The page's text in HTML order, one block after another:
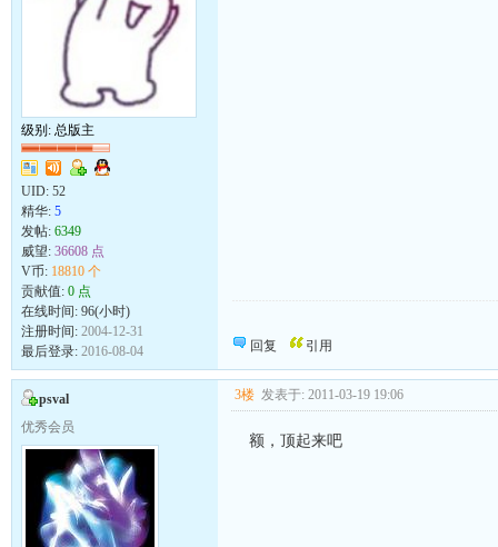
级别: 总版主
UID: 52
精华: 5
发帖: 6349
威望: 36608 点
V币: 18810 个
贡献值: 0 点
在线时间: 96(小时)
注册时间: 2004-12-31
最后登录: 2016-08-04
回复
引用
psval
优秀会员
3楼 发表于: 2011-03-19 19:06
额，顶起来吧